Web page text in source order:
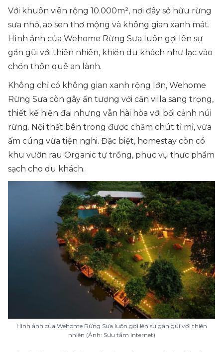
Với khuôn viên rộng 10.000m², nơi đây sở hữu rừng
sưa nhỏ, ao sen thơ mộng và không gian xanh mát.
Hình ảnh của Wehome Rừng Sưa luôn gợi lên sự
gần gũi với thiên nhiên, khiến du khách như lạc vào
chốn thôn quê an lành.
Không chỉ có không gian xanh rộng lớn, Wehome
Rừng Sưa còn gây ấn tượng với căn villa sang trọng,
thiết kế hiện đại nhưng vẫn hài hòa với bối cảnh núi
rừng. Nội thất bên trong được chăm chút tỉ mỉ, vừa
ấm cúng vừa tiện nghi. Đặc biệt, homestay còn có
khu vườn rau Organic tự trồng, phục vụ thực phẩm
sạch cho du khách.
Hình ảnh của Wehome Rừng Sưa luôn gợi lên sự gần gũi với thiên
nhiên (Ảnh: Sưu tầm Internet)